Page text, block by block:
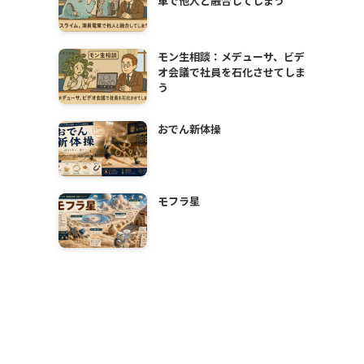
モン生相談：メデューサ、ビデ
オ会議で社員を石化させてしま
う
おでん新体操
モフラ星